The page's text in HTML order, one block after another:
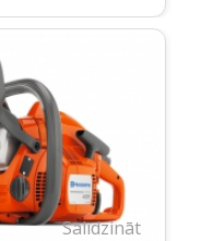
Salīdzināt